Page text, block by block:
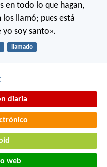
en todo lo que hagan,
llamó; pues está
yo soy santo».
llamado
diaria
web